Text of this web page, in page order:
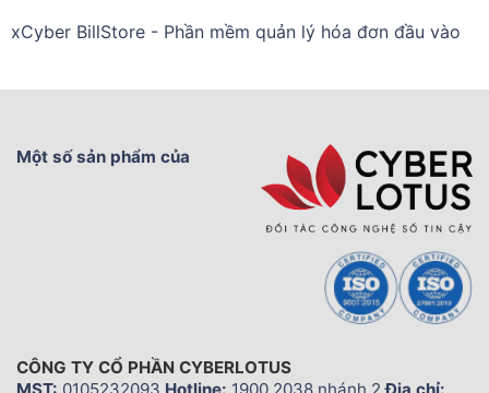
xCyber BillStore - Phần mềm quản lý hóa đơn đầu vào
Một số sản phẩm của
CÔNG TY CỔ PHẦN CYBERLOTUS